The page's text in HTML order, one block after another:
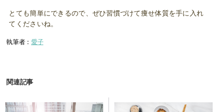
とても簡単にできるので、ぜひ習慣づけて痩せ体質を手に入れ
てくださいね。
執筆者： 愛子
関連記事